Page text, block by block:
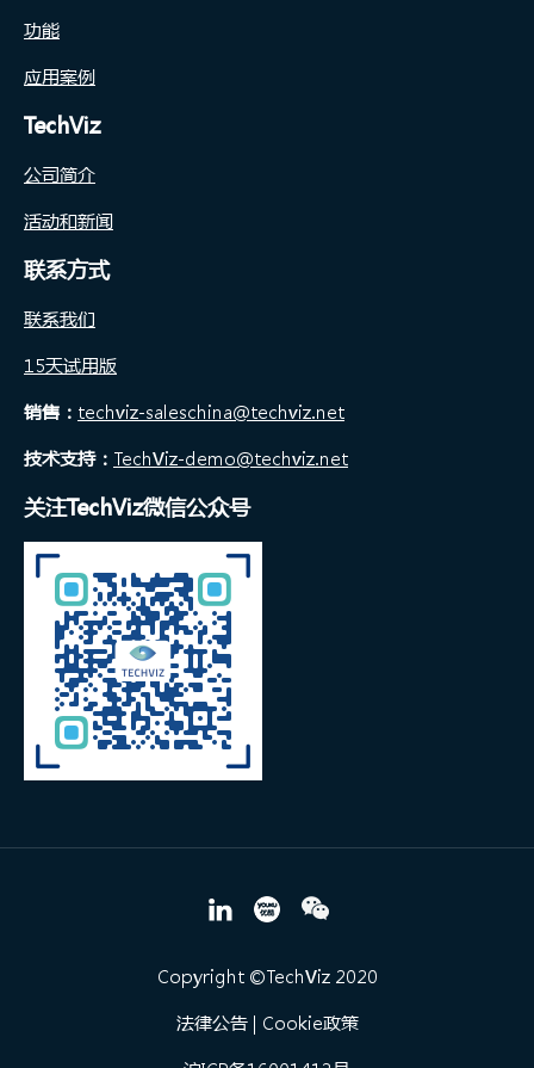
功能
应用案例
TechViz
公司简介
活动和新闻
联系方式
联系我们
15天试用版
销售： techviz-saleschina@techviz.net
技术支持： TechViz-demo@techviz.net
关注TechViz微信公众号
Copyright ©TechViz 2020
法律公告| Cookie政策